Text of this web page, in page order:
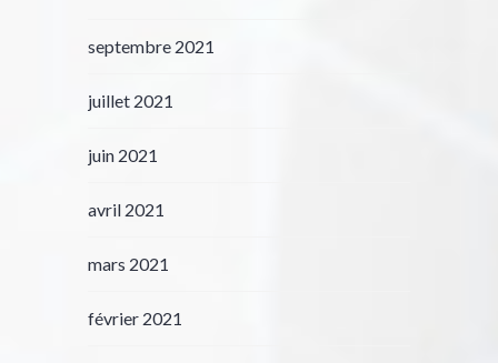
septembre 2021
juillet 2021
juin 2021
avril 2021
mars 2021
février 2021